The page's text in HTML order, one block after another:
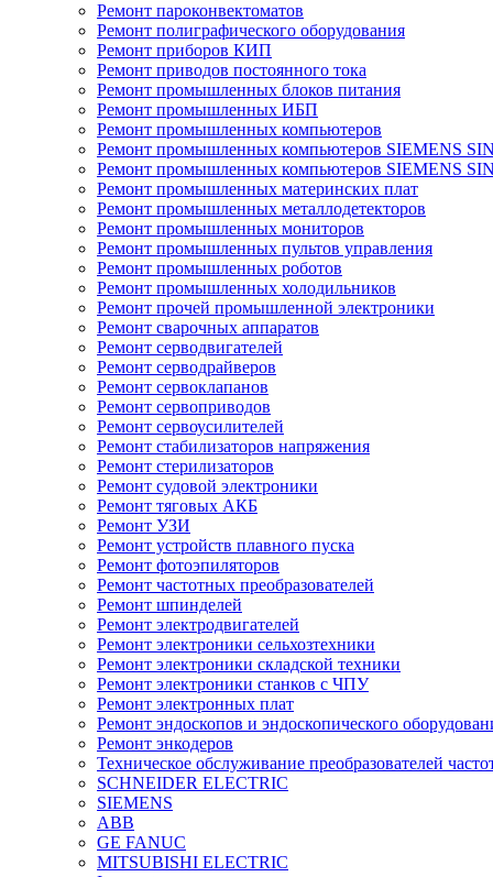
Ремонт пароконвектоматов
Ремонт полиграфического оборудования
Ремонт приборов КИП
Ремонт приводов постоянного тока
Ремонт промышленных блоков питания
Ремонт промышленных ИБП
Ремонт промышленных компьютеров
Ремонт промышленных компьютеров SIEMENS
Ремонт промышленных компьютеров SIEMENS
Ремонт промышленных материнских плат
Ремонт промышленных металлодетекторов
Ремонт промышленных мониторов
Ремонт промышленных пультов управления
Ремонт промышленных роботов
Ремонт промышленных холодильников
Ремонт прочей промышленной электроники
Ремонт сварочных аппаратов
Ремонт серводвигателей
Ремонт серводрайверов
Ремонт сервоклапанов
Ремонт сервоприводов
Ремонт сервоусилителей
Ремонт стабилизаторов напряжения
Ремонт стерилизаторов
Ремонт судовой электроники
Ремонт тяговых АКБ
Ремонт УЗИ
Ремонт устройств плавного пуска
Ремонт фотоэпиляторов
Ремонт частотных преобразователей
Ремонт шпинделей
Ремонт электродвигателей
Ремонт электроники сельхозтехники
Ремонт электроники складской техники
Ремонт электроники станков с ЧПУ
Ремонт электронных плат
Ремонт эндоскопов и эндоскопического
Ремонт энкодеров
Техническое обслуживание преобразователей
SCHNEIDER ELECTRIC
SIEMENS
ABB
GE FANUC
MITSUBISHI ELECTRIC